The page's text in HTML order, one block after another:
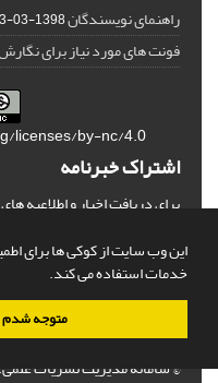
این وب سایت از کوکی ها برای
خدمات استفاده می کند.
متوجه شدم
راهنمای نویسندگان1398-03-23
فونت های مورد نیاز برای
licenses/by-nc/4.0/
اشتراک خبرنامه
برای دریافت اخبار و اطلاعیه
© سامانه مدیریت نشریات علمی.